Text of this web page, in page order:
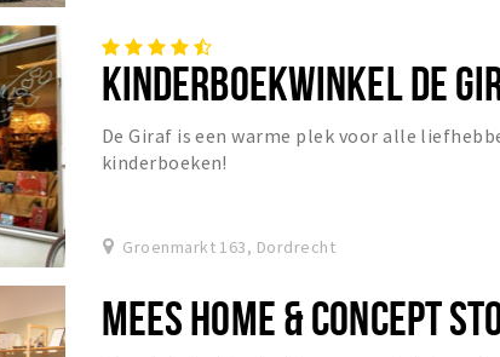
KINDERBOEKWINKEL DE
De Giraf is een warme plek voor alle
kinderboeken!
Groenmarkt 163, Dordrecht
MEES HOME & CONCEPT